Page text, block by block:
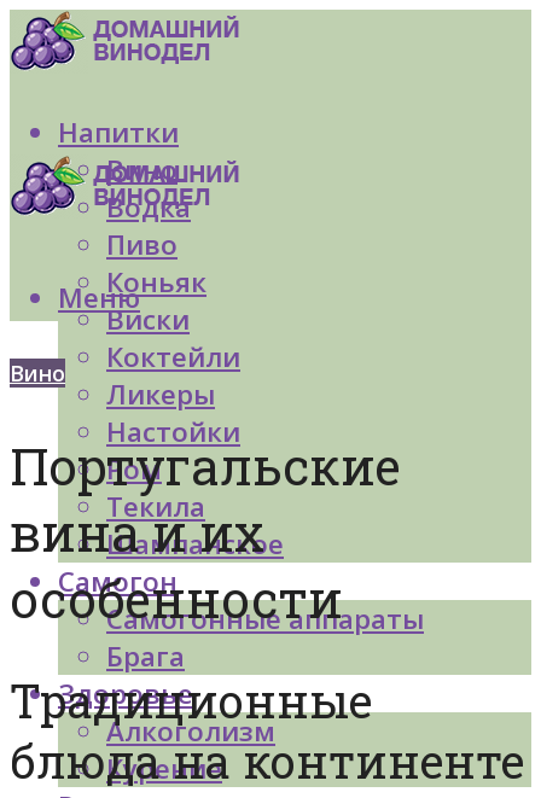
Напитки
Вино
Водка
Пиво
Коньяк
Виски
Коктейли
Ликеры
Настойки
Ром
Текила
Шампанское
Самогон
Самогонные аппараты
Брага
Здоровье
Алкоголизм
Курение
Меню
Вино
Португальские
вина и их
особенности
Традиционные
блюда на континенте